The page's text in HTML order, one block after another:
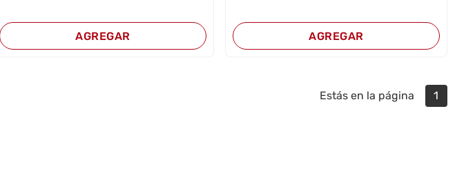
AGREGAR AGREGAR
Estás en la página 1